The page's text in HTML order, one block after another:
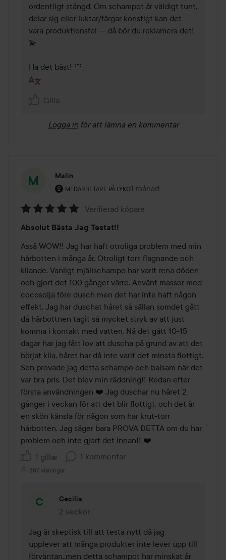
ordentligt stängd. Om schampot är väldigt tunt,
delar sig eller luktar/färgar konstigt kan det
vara produktionsfel — då bör du reklamera det!
💫
Ha det bäst! 🤍
Gilla
Logga in för att lämna en kommentar
Malin
MEDARBETARE PÅ LYKO
Användarens roll: Medarbetare på Lyko.
1 månad
Inlägget skapades 1 månad
5
av
5
Verifierad köpare
Absolut Bästa Jag Testat!!
Asså WOW!! Jag har haft otroliga problem med min
hårbotten i många år. Otroligt torr, flagnande och
kliande. Vanligt mjällschampo har varit rena döden
och gjort det 100 gånger värre. Använt massor med
cocosolja före dusch men det har inte haft någon
effekt. Jag har duschat håret så sällan somdet gått
då hårbottnen tagit så mycket stryk av att just
komma i kontakt med vatten. Nä det gått 10-15
dagar har jag fått lov att duscha på grund av att det
börjat klia, håret har då inte varit det minsta flottigt.
Sen provade jag detta schampo och balsam när det
var bra pris. Det blev min räddning!! Redan efter
första användningen ❤️ Jag duschar nu håret 2
gånger i veckan för att det blir flottigt, och det är
en skön känsla för någon som har krut-torr
hårbotten. Jag säger bara PROVA DETTA om du har
problem och inte gjort det innan!! ❤️
1 gillar
1 kommentar
387 visningar
Cecilia
2 veckor
Kommentaren lades 2 veckor
Jag är skeptisk till att testa nytt då jag
upplever att många produkter inte lever upp till
förväntan..men detta schampot har minskat år